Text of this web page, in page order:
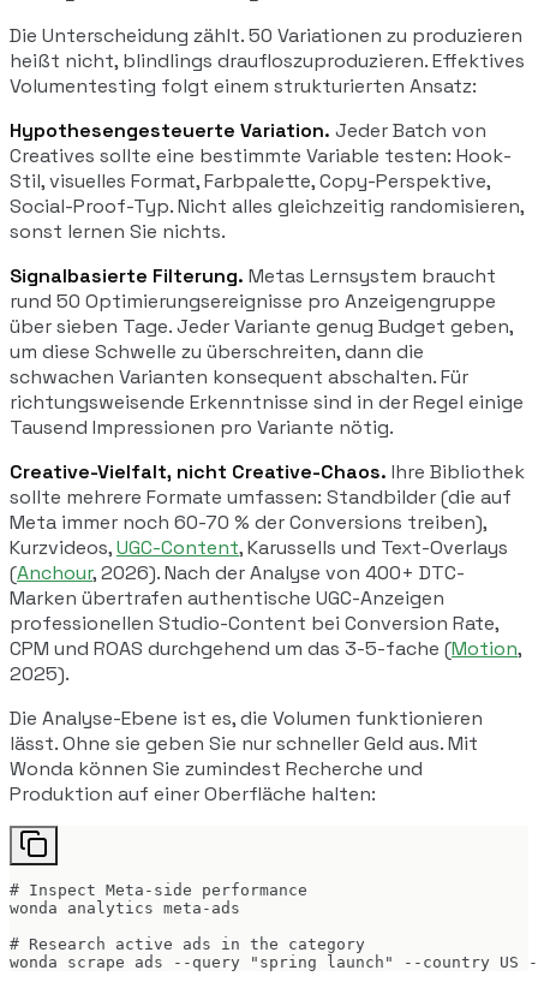
Die Unterscheidung zählt. 50 Variationen zu produzieren
heißt nicht, blindlings draufloszuproduzieren. Effektives
Volumentesting folgt einem strukturierten Ansatz:
Hypothesengesteuerte Variation. Jeder Batch von
Creatives sollte eine bestimmte Variable testen: Hook-
Stil, visuelles Format, Farbpalette, Copy-Perspektive,
Social-Proof-Typ. Nicht alles gleichzeitig randomisieren,
sonst lernen Sie nichts.
Signalbasierte Filterung. Metas Lernsystem braucht
rund 50 Optimierungsereignisse pro Anzeigengruppe
über sieben Tage. Jeder Variante genug Budget geben,
um diese Schwelle zu überschreiten, dann die
schwachen Varianten konsequent abschalten. Für
richtungsweisende Erkenntnisse sind in der Regel einige
Tausend Impressionen pro Variante nötig.
Creative-Vielfalt, nicht Creative-Chaos. Ihre Bibliothek
sollte mehrere Formate umfassen: Standbilder (die auf
Meta immer noch 60-70 % der Conversions treiben),
Kurzvideos,UGC-Content, Karussells und Text-Overlays
(Anchour, 2026). Nach der Analyse von 400+ DTC-
Marken übertrafen authentische UGC-Anzeigen
professionellen Studio-Content bei Conversion Rate,
CPM und ROAS durchgehend um das 3-5-fache (Motion,
2025).
Die Analyse-Ebene ist es, die Volumen funktionieren
lässt. Ohne sie geben Sie nur schneller Geld aus. Mit
Wonda können Sie zumindest Recherche und
Produktion auf einer Oberfläche halten:
# Inspect Meta-side performance
wonda analytics meta-ads
# Research active ads in the category
wonda scrape ads --query "spring launch" --country US